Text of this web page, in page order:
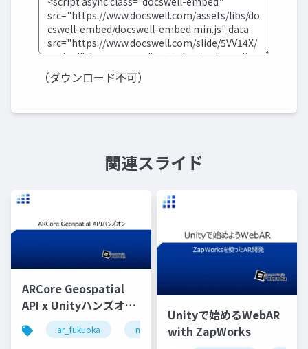
（ダウンロード不可）
関連スライド
ARCore Geospatial
API x Unityハンズオン
by AR Fukuoka
ar_fukuoka madewithunity arcore
Unityで始めるWebAR
with ZapWorks